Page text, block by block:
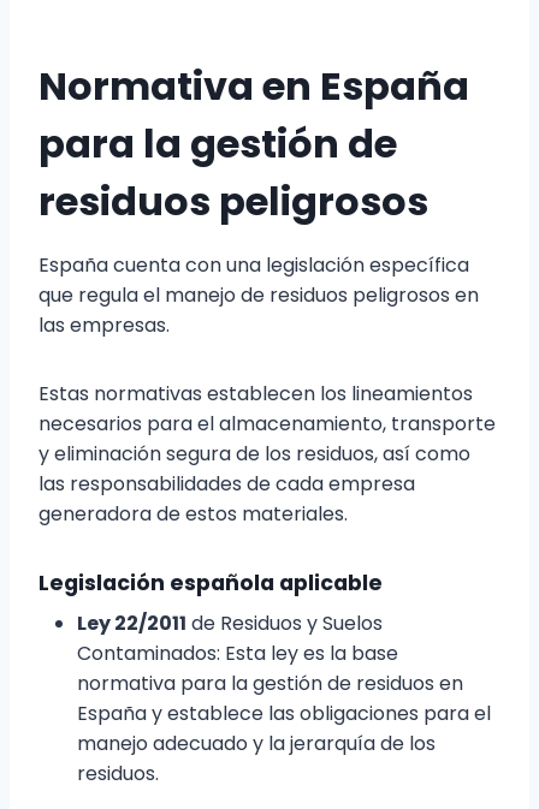
Normativa en España
para la gestión de
residuos peligrosos
España cuenta con una legislación específica
que regula el manejo de residuos peligrosos en
las empresas.
Estas normativas establecen los lineamientos
necesarios para el almacenamiento, transporte
y eliminación segura de los residuos, así como
las responsabilidades de cada empresa
generadora de estos materiales.
Legislación española aplicable
Ley 22/2011 de Residuos y Suelos
Contaminados: Esta ley es la base
normativa para la gestión de residuos en
España y establece las obligaciones para el
manejo adecuado y la jerarquía de los
residuos.